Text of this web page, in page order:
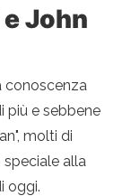
John
conoscenza
più e sebbene
molti di
alla
oggi.